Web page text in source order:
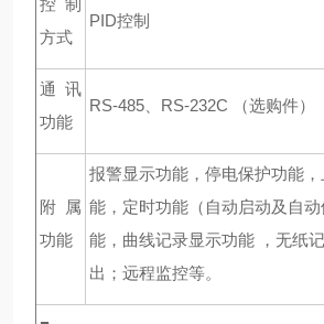
控制
方式
PID控制
通讯
功能
RS-485 、RS-232C （选购件）
附属
功能
报警显示功能，停电保护功能
能，定时功能（自动启动及自
能，曲线记录显示功能 ，无纸
出 ；远程监控等。